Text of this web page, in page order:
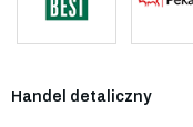
Handel detaliczny